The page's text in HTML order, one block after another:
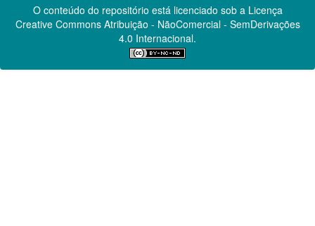
O conteúdo do repositório está licenciado sob a Licença
Creative CommonsAtribuição - NãoComercial - SemDerivações
4.0 Internacional.